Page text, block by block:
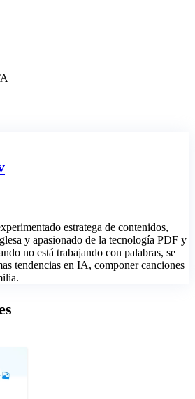
estratega de contenidos,
y apasionado de la tecnología PDF y
no está trabajando con palabras, se
tendencias en IA, componer canciones